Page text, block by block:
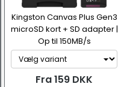
Kingston Canvas Plus Gen3
microSD kort + SD adapter |
Op til 150MB/s
Fra 159 DKK